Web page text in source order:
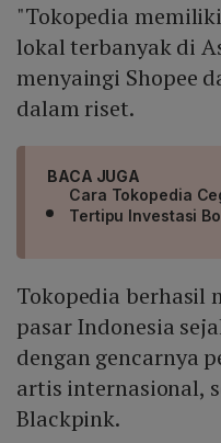
"Tokopedia
lokal terbanyak di
menyaingi Shopee
dalam riset.
BACA JUGA
Cara Tokopedia
Tertipu Investasi
Tokopedia berhasil
pasar Indonesia
dengan gencarnya
artis internasional,
Blackpink.